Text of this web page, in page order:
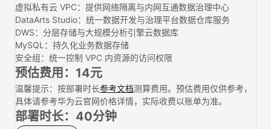
虚拟私有云 VPC：提供网络隔离与内网互通数据治理中心
DataArts Studio：统一数据开发与治理平台数据仓库服务
DWS：分层存储与大规模分析引擎云数据库
MySQL：持久化业务数据存储
安全组：统一控制 VPC 内资源的访问权限
预估费用：14元
温馨提示：按部署时长参考文档测算费用。预估费用仅供参考，
具体请参考华为云官网价格详情，实际收费以账单为准。
部署时长：40分钟